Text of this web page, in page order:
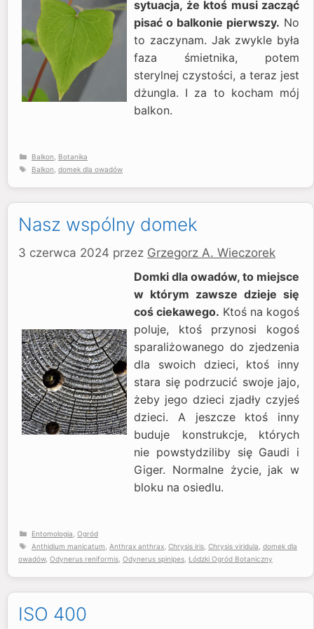
sytuacja, że ktoś musi zacząć
pisać o balkonie pierwszy. No
to zaczynam. Jak zwykle była
faza śmietnika, potem
sterylnej czystości, a teraz jest
dżungla. I za to kocham mój
balkon.
Kategorie
Balkon
Botanika
Tagi
Balkon domek dla owadów
Nasz wspólny domek
3 czerwca 2024 przez Grzegorz A. Wieczorek
Domki dla owadów, to miejsce
w którym zawsze dzieje się
coś ciekawego. Ktoś na kogoś
poluje, ktoś przynosi kogoś
sparaliżowanego do zjedzenia
dla swoich dzieci, ktoś inny
stara się podrzucić swoje jajo,
żeby jego dzieci zjadły czyjeś
dzieci. A jeszcze ktoś inny
buduje konstrukcje, których
nie powstydziliby się Gaudi i
Giger. Normalne życie, jak w
bloku na osiedlu.
Kategorie
Entomologia Ogród
Tagi
Anthidium manicatum Anthrax anthrax Chrysis iris Chrysis viridula domek dla
owadów, Odynerus reniformis Odynerus spinipes Łódzki Ogród Botaniczny
ISO 400